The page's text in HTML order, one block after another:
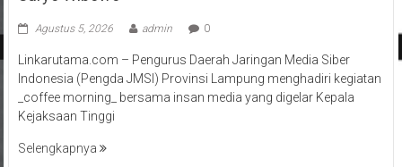
Agustus 5, 2026 admin 0
Linkarutama.com – Pengurus Daerah Jaringan Media Siber
Indonesia (Pengda JMSI) Provinsi Lampung menghadiri kegiatan
_coffee morning_ bersama insan media yang digelar Kepala
Kejaksaan Tinggi
Selengkapnya